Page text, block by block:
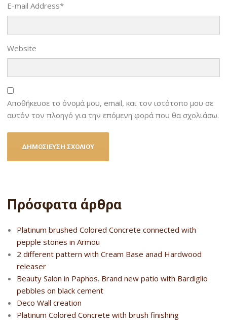
E-mail Address*
Website
Αποθήκευσε το όνομά μου, email, και τον ιστότοπο μου σε
αυτόν τον πλοηγό για την επόμενη φορά που θα σχολιάσω.
Πρόσφατα άρθρα
Platinum brushed Colored Concrete connected with
pepple stones in Armou
2 different pattern with Cream Base anad Hardwood
releaser
Beauty Salon in Paphos. Brand new patio with Bardiglio
pebbles on black cement
Deco Wall creation
Platinum Colored Concrete with brush finishing